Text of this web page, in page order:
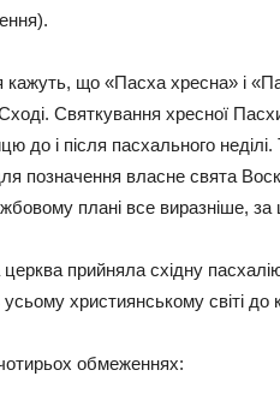
кажуть, що «Пасха хресна» і
Сході. Святкування хресної
до і після пасхального неділі.
позначення власне свята
плані все виразніше,
церква прийняла східну
християнському світі до
обмеженнях: